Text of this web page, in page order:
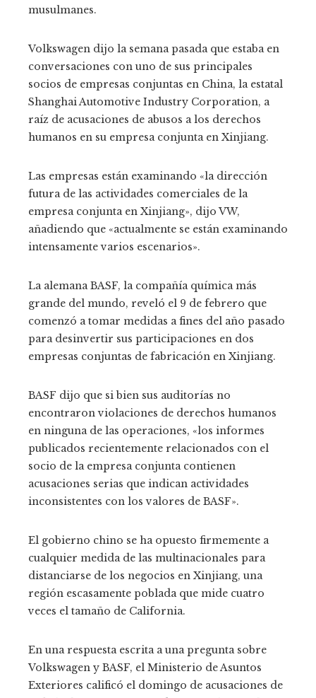
musulmanes.
Volkswagen dijo la semana pasada que estaba en
conversaciones con uno de sus principales
socios de empresas conjuntas en China, la estatal
Shanghai Automotive Industry Corporation, a
raíz de acusaciones de abusos a los derechos
humanos en su empresa conjunta en Xinjiang.
Las empresas están examinando «la dirección
futura de las actividades comerciales de la
empresa conjunta en Xinjiang», dijo VW,
añadiendo que «actualmente se están examinando
intensamente varios escenarios».
La alemana BASF, la compañía química más
grande del mundo, reveló el 9 de febrero que
comenzó a tomar medidas a fines del año pasado
para desinvertir sus participaciones en dos
empresas conjuntas de fabricación en Xinjiang.
BASF dijo que si bien sus auditorías no
encontraron violaciones de derechos humanos
en ninguna de las operaciones, «los informes
publicados recientemente relacionados con el
socio de la empresa conjunta contienen
acusaciones serias que indican actividades
inconsistentes con los valores de BASF».
El gobierno chino se ha opuesto firmemente a
cualquier medida de las multinacionales para
distanciarse de los negocios en Xinjiang, una
región escasamente poblada que mide cuatro
veces el tamaño de California.
En una respuesta escrita a una pregunta sobre
Volkswagen y BASF, el Ministerio de Asuntos
Exteriores calificó el domingo de acusaciones de